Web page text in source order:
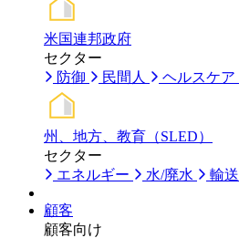
米国連邦政府
セクター
防御
民間人 ヘルスケア
州、地方、教育（SLED）
セクター
エネルギー
水/廃水 輸送
顧客
顧客向け